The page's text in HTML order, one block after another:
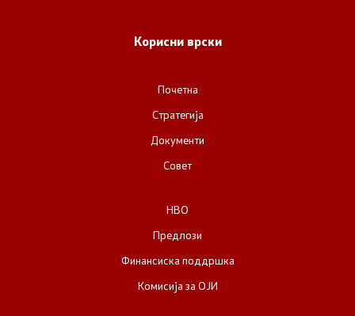
Корисни врски
Почетна
Стратегија
Документи
Совет
НВО
Предлози
Финансиска поддршка
Комисија за ОЈИ